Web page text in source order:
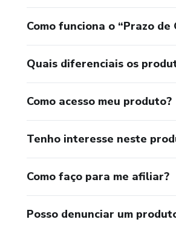
Como funciona o “Prazo de
Quais diferenciais os
Como acesso meu produto?
Tenho interesse neste
Como faço para me afiliar?
Posso denunciar um